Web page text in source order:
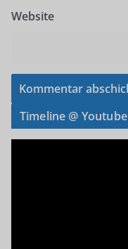
Website
Timeline @ Youtube